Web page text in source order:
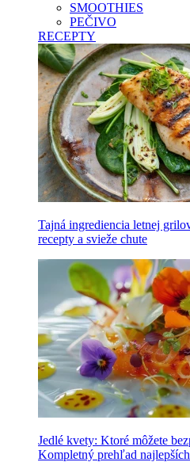
SMOOTHIES
PEČIVO
RECEPTY
Tajná ingrediencia letnej
recepty a svieže chute
Jedlé kvety: Ktoré môžete
Kompletný prehľad